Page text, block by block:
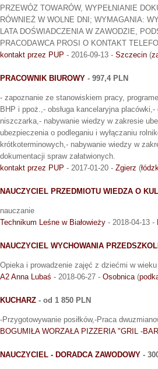
PRZEWÓZ TOWARÓW, WYPEŁNIANIE
RÓWNIEŻ W WOLNE DNI; WYMAGANIA:
LATA DOŚWIADCZENIA W ZAWODZIE,
PRACODAWCA PROSI O KONTAKT
kontakt przez PUP - 2016-09-13 - Szczecin (
PRACOWNIK BIUROWY - 997,4 PLN
- zapoznanie ze stanowiskiem pracy,
BHP i ppoż.,- obsługa kancelaryjna
niszczarka,- nabywanie wiedzy w zakresie
ubezpieczenia o podleganiu i wyłączaniu
krótkoterminowych,- nabywanie wiedzy w
dokumentacji spraw załatwionych.
kontakt przez PUP - 2017-01-20 - Zgierz (
NAUCZYCIEL PRZEDMIOTU WIEDZA O
nauczanie
Technikum Leśne w Białowieży - 2018-04-13 -
NAUCZYCIEL WYCHOWANIA
Opieka i prowadzenie zajęć z dziećmi w
A2 Anna Lubaś - 2018-06-27 - Osobnica(
KUCHARZ - od 1 850 PLN
-Przygotowywanie posiłków,-Praca
BOGUMIŁA WORZAŁA PIZZERIA "GRIL -
NAUCZYCIEL - DORADCA ZAWODOWY -